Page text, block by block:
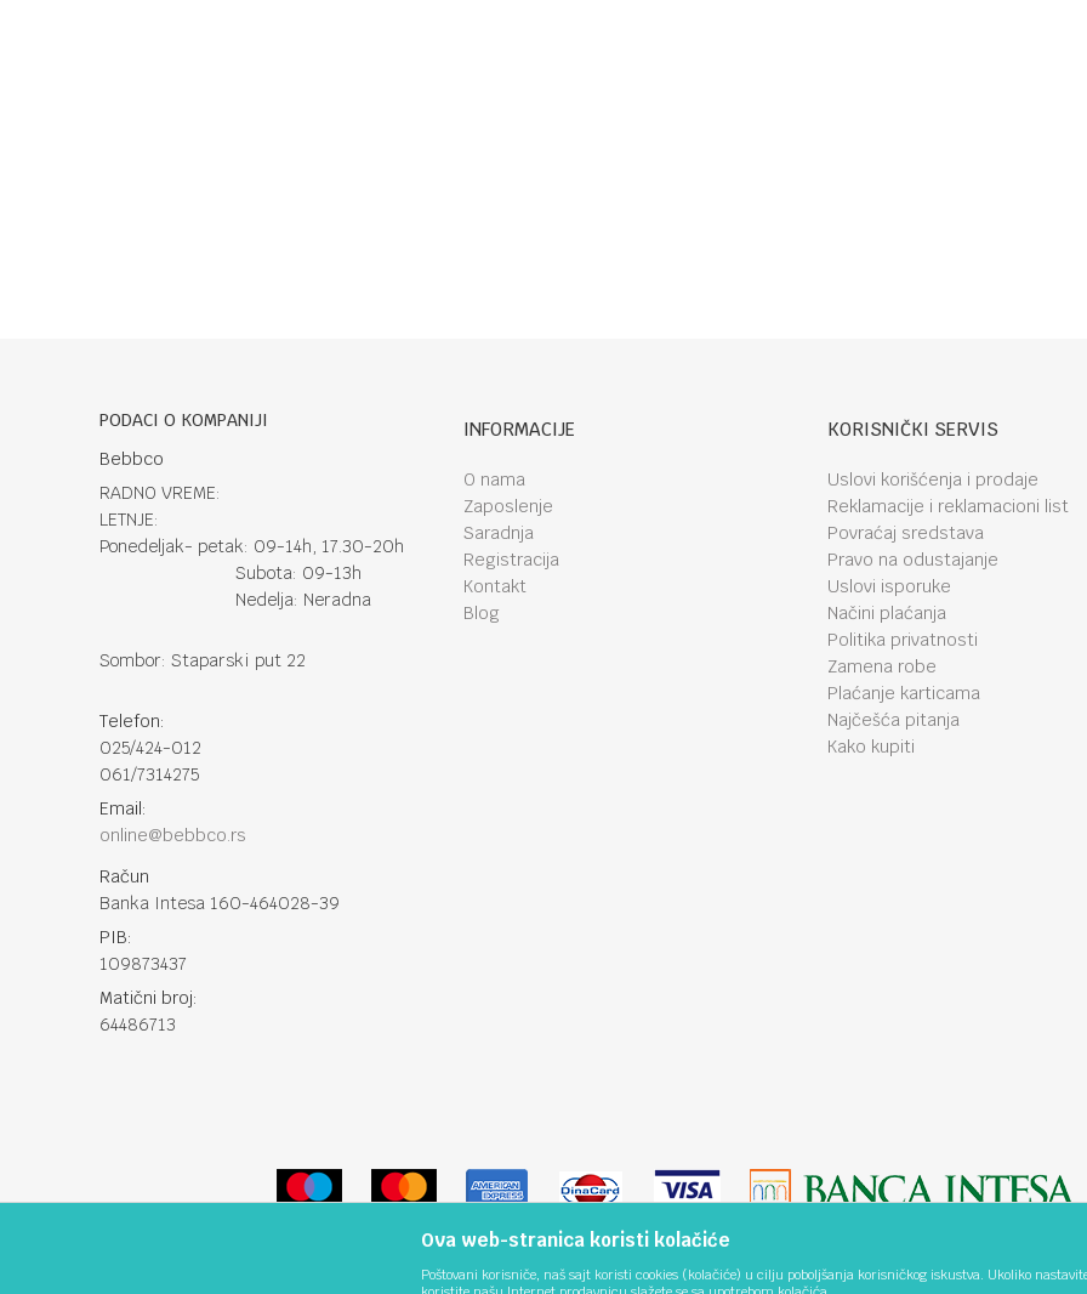
PODACI O KOMPANIJI
Bebbco
RADNO VREME:
LETNJE:
Ponedeljak- petak: 09-14h, 17.30-20h
Subota: 09-13h
Nedelja: Neradna
Sombor: Staparski put 22
Telefon:
025/424-012
061/7314275
Email:
online@bebbco.rs
Račun
Banka Intesa 160-464028-39
PIB:
109873437
Matični broj:
64486713
INFORMACIJE
O nama
Zaposlenje
Saradnja
Registracija
Kontakt
Blog
KORISNIČKI SERVIS
Uslovi korišćenja i prodaje
Reklamacije i reklamacioni list
Povraćaj sredstava
Pravo na odustajanje
Uslovi isporuke
Načini plaćanja
Politika privatnosti
Zamena robe
Plaćanje karticama
Najčešća pitanja
Kako kupiti
Ova web-stranica koristi kolačiće
Poštovani korisniče, naš sajt koristi cookies (kolačiće) u cilju poboljšanja korisničkog iskustva. Ukoliko